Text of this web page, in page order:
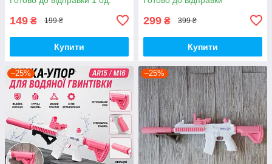
великий об'єм для води
149 ₴ 199 ₴
Купити
балстера скін cs
299 ₴ 399 ₴
Купити
–25% –25%